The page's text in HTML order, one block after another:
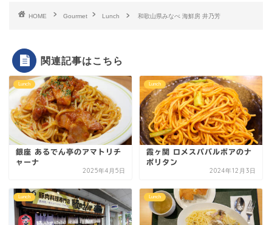
HOME Gourmet Lunch 和歌山県みなべ 海鮮房 井乃芳
関連記事はこちら
Lunch
銀座 あるでん亭のアマトリチ
ャーナ
2025年4月5日
Lunch
霞ヶ関 ロメスパバルボアのナ
ポリタン
2024年12月3日
Lunch Lunch